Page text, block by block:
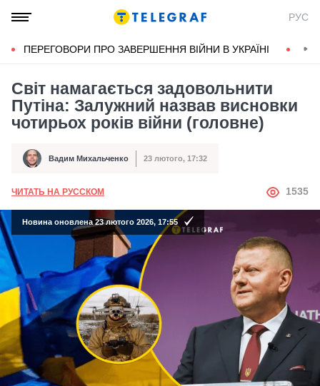
РУС
ПЕРЕГОВОРИ ПРО ЗАВЕРШЕННЯ ВІЙНИ В УКРАЇНІ
Світ намагається задовольнити
Путіна: Залужний назвав висновки
чотирьох років війни (головне)
Автор Вадим Михальченко
Дата публікації 23 лютого, 17:32
ЧИТАТЬ НА РУССКОМ АВТОР
1535
Новина оновлена 23 лютого 2026, 17:55